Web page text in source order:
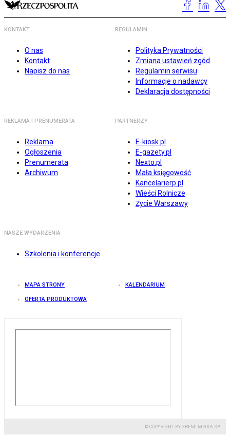
KONTAKT
O nas
Kontakt
Napisz do nas
REGULAMIN
Polityka Prywatności
Zmiana ustawień zgód
Regulamin serwisu
Informacje o nadawcy
Deklaracja dostępności
REKLAMA I PRENUMERATA
Reklama
Ogłoszenia
Prenumerata
Archiwum
PARTNERZY
E-kiosk.pl
E-gazety.pl
Nexto.pl
Mała księgowość
Kancelarierp.pl
Wieści Rolnicze
Życie Warszawy
NASZE WYDARZENIA
Szkolenia i konferencje
MAPA STRONY KALENDARIUM
OFERTA PRODUKTOWA
© COPYRIGHT BY GREMI MEDIA SA